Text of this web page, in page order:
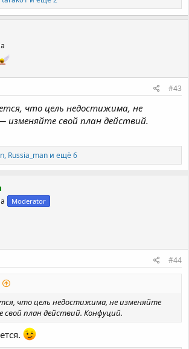
#43
что цель недостижима, не
изменяйте свой план действий.
, Russia_man и ещё 6
Moderator
#44
что цель недостижима, не изменяйте
план действий. Конфуций.